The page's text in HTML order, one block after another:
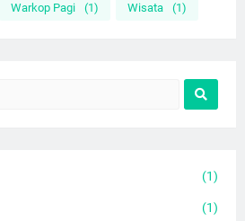
Warkop Pagi (1) Wisata (1)
(1)
(1)